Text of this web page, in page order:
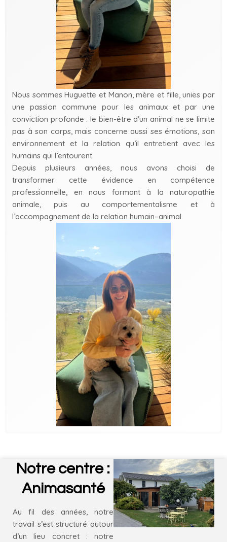
Nous sommes Huguette et Manon, mère et fille, unies par
une passion commune pour les animaux et par une
conviction profonde : le bien-être d’un animal ne se limite
pas à son corps, mais concerne aussi ses émotions, son
environnement et la relation qu’il entretient avec les
humains qui l’entourent.
Depuis plusieurs années, nous avons choisi de
transformer cette évidence en compétence
professionnelle, en nous formant à la naturopathie
animale, puis au comportementalisme et à
l’accompagnement de la relation humain–animal.
Notre centre :
Animasanté
Au fil des années, notre
travail s’est structuré autour
d’un lieu concret : notre